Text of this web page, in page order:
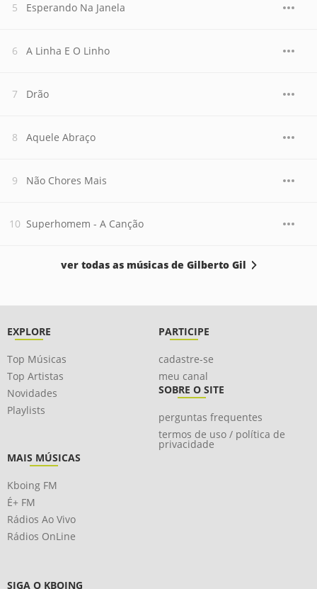
Esperando Na Janela
A Linha E O Linho
Drão
Aquele Abraço
Não Chores Mais
Superhomem - A Canção
ver todas as músicas de Gilberto Gil
EXPLORE
Top Músicas
Top Artistas
Novidades
Playlists
PARTICIPE
cadastre-se
meu canal
SOBRE O SITE
perguntas frequentes
termos de uso / política de
privacidade
MAIS MÚSICAS
Kboing FM
É+ FM
Rádios Ao Vivo
Rádios OnLine
SIGA O KBOING